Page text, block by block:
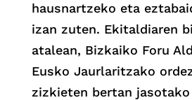
hausnartzeko eta
izan zuten. Ekitaldiaren
atalean, Bizkaiko Foru
Eusko Jaurlaritzako
zizkieten bertan